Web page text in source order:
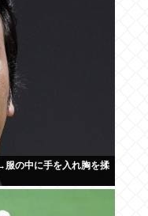
服の中に手を入れ胸を揉